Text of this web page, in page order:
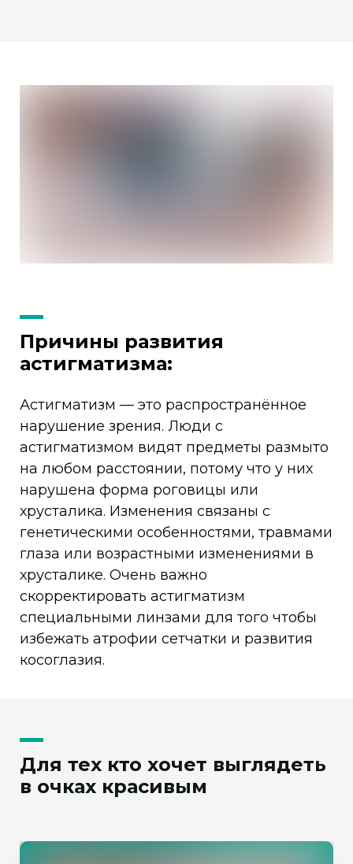
Причины развития
астигматизма:
Астигматизм — это распространённое
нарушение зрения. Люди с
астигматизмом видят предметы размыто
на любом расстоянии, потому что у них
нарушена форма роговицы или
хрусталика. Изменения связаны с
генетическими особенностями, травмами
глаза или возрастными изменениями в
хрусталике. Очень важно
скорректировать астигматизм
специальными линзами для того чтобы
избежать атрофии сетчатки и развития
косоглазия.
Для тех кто хочет выглядеть
в очках красивым